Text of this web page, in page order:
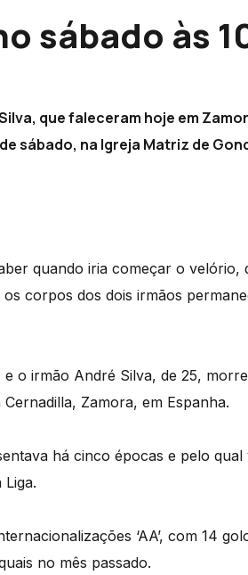
sábado às
que faleceram hoje em
sábado, na Igreja Matriz de
quando iria começar o velório,
corpos dos dois irmãos
o irmão André Silva, de 25,
Zamora, em Espanha.
há cinco épocas e pelo qual
‘AA’, com 14
no mês passado.